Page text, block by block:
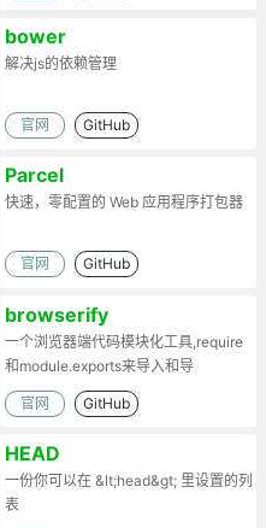
bower
解决js的依赖管理
官网 GitHub
Parcel
快速，零配置的 Web 应用程序打包器
官网 GitHub
browserify
一个浏览器端代码模块化工具,require
和module.exports来导入和导
出.Browserify的原理：部署时处理代
码依赖，将模块打包为一个文件。
官网 GitHub
HEAD
一份你可以在 &lt;head&gt; 里设置的列
表